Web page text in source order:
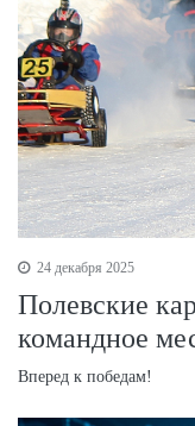
24 декабря 2025
Полевские
командное
Вперед к победам!